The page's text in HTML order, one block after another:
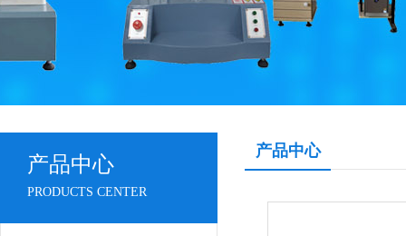
产品中心
PRODUCTS CENTER
产品中心